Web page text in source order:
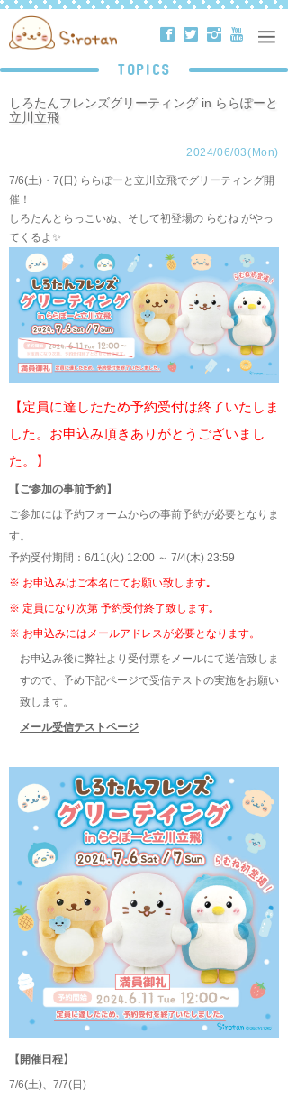
ä å ë ð
TOPICS
しろたんフレンズグリーティング in ららぽーと
立川立飛
2024/06/03(Mon)
7/6(土)・7(日) ららぽーと立川立飛でグリーティング開
催！
しろたんとらっこいぬ、そして初登場の らむね がやっ
てくるよ✨
【定員に達したため予約受付は終了いたしま
した。お申込み頂きありがとうございまし
た。】
【ご参加の事前予約】
ご参加には予約フォームからの事前予約が必要となりま
す。
予約受付期間：6/11(火) 12:00 ～ 7/4(木) 23:59
※ お申込みはご本名にてお願い致します｡
※ 定員になり次第 予約受付終了致します｡
※ お申込みにはメールアドレスが必要となります。
お申込み後に弊社より受付票をメールにて送信致しま
すので、予め下記ページで受信テストの実施をお願い
致します。
メール受信テストページ
【開催日程】
7/6(土)、7/7(日)